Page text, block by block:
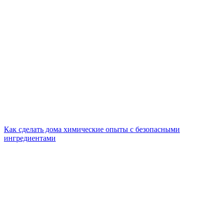
Как сделать дома химические опыты с безопасными
ингредиентами